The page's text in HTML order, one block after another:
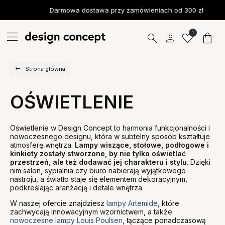
Darmowa dostawa przy zamówieniach od 300 zł
1
Strona główna
OŚWIETLENIE
Oświetlenie w Design Concept to harmonia funkcjonalności i
nowoczesnego designu, która w subtelny sposób kształtuje
atmosferę wnętrza. Lampy wiszące, stołowe, podłogowe i
kinkiety zostały stworzone, by nie tylko oświetlać
przestrzeń, ale też dodawać jej charakteru i stylu. Dzięki
nim salon, sypialnia czy biuro nabierają wyjątkowego
nastroju, a światło staje się elementem dekoracyjnym,
podkreślając aranżację i detale wnętrza.
W naszej ofercie znajdziesz lampy Artemide , które
zachwycają innowacyjnym wzornictwem, a także
nowoczesne lampy Louis Poulsen , łączące ponadczasową